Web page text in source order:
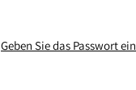
Geben Sie das Passwort ein